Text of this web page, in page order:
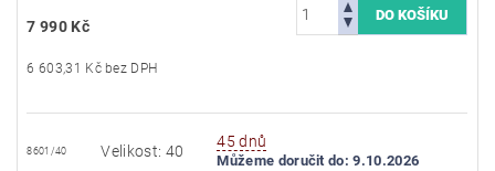
7 990 Kč
6 603,31 Kč bez DPH
8601/40 Velikost: 40
45 dnů
Můžeme doručit do: 9.10.2026